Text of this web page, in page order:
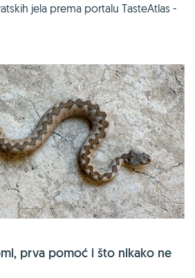
jela prema portalu TasteAtlas -
prva pomoć i što nikako ne